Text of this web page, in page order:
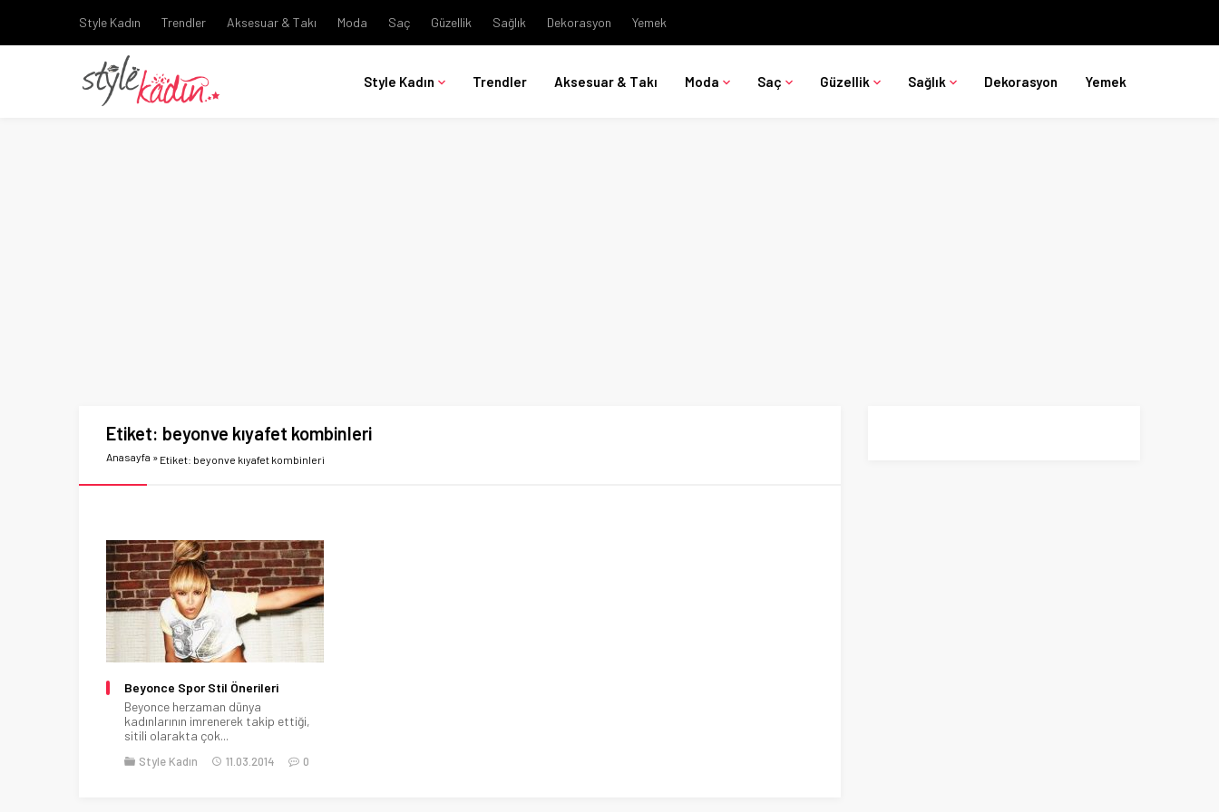
Style Kadın Trendler Aksesuar & Takı Moda Saç Güzellik Sağlık Dekorasyon Yemek
Style Kadın Trendler Aksesuar & Takı Moda Saç Güzellik Sağlık Dekorasyon Yemek
Etiket: beyonve kıyafet kombinleri
Anasayfa » Etiket: beyonve kıyafet kombinleri
Beyonce Spor Stil Önerileri
Beyonce herzaman dünya
kadınlarının imrenerek takip ettiği,
sitili olarakta çok...
Style Kadın 11.03.2014 0